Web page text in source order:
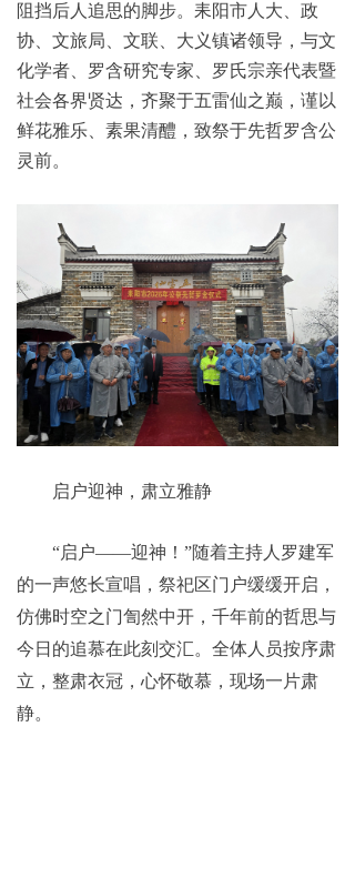
阻挡后人追思的脚步。耒阳市人大、政
协、文旅局、文联、大义镇诸领导，与文
化学者、罗含研究专家、罗氏宗亲代表暨
社会各界贤达，齐聚于五雷仙之巅，谨以
鲜花雅乐、素果清醴，致祭于先哲罗含公
灵前。
启户迎神，肃立雅静
“启户——迎神！”随着主持人罗建军
的一声悠长宣唱，祭祀区门户缓缓开启，
仿佛时空之门訇然中开，千年前的哲思与
今日的追慕在此刻交汇。全体人员按序肃
立，整肃衣冠，心怀敬慕，现场一片肃
静。